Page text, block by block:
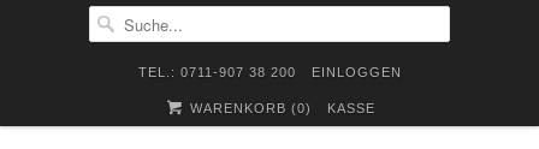
TEL.: 0711-907 38 200 EINLOGGEN
WARENKORB (0) KASSE